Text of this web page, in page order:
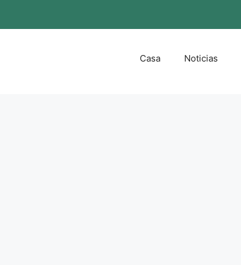
Casa Noticias